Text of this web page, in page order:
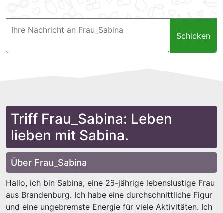
Schicken
Triff Frau_Sabina: Leben
lieben mit Sabina.
Über Frau_Sabina
Hallo, ich bin Sabina, eine 26-jährige lebenslustige Frau
aus Brandenburg. Ich habe eine durchschnittliche Figur
und eine ungebremste Energie für viele Aktivitäten. Ich